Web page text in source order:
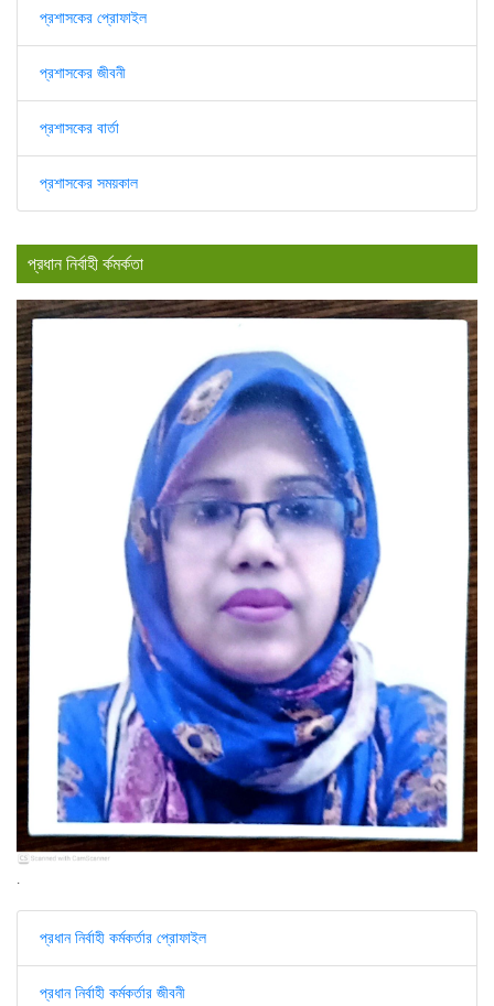
প্রশাসকের প্রোফাইল
প্রশাসকের জীবনী
প্রশাসকের বার্তা
প্রশাসকের সময়কাল
প্রধান নির্বাহী র্কমর্কতা
প্রধান নির্বাহী কর্মকর্তার প্রোফাইল
প্রধান নির্বাহী কর্মকর্তার জীবনী